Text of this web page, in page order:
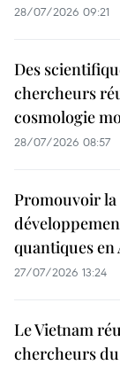
28/07/2026 09:21
Des
chercheurs
cosmologie
28/07/2026 08:57
Promouvoir
quantiques en
27/07/2026 13:24
Le Vietnam
chercheurs